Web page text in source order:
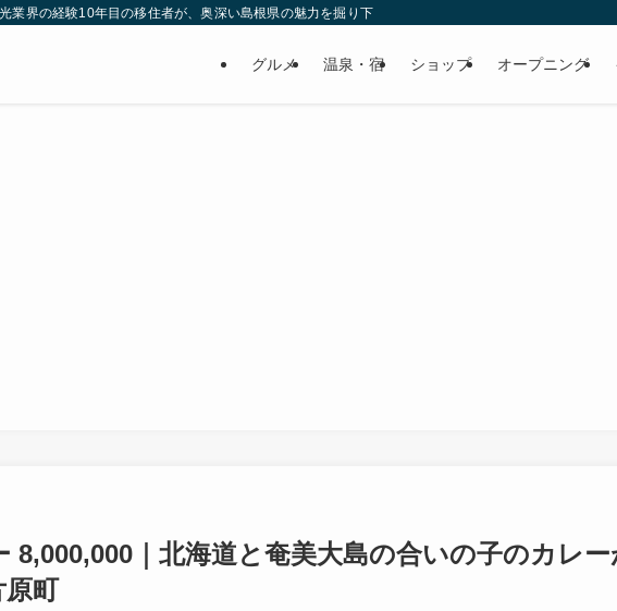
業界の経験10年目の移住者が、奥深い島根県の魅力を掘り下げてみた
グルメ 温泉・宿 ショップ オープニング
8,000,000｜北海道と奄美大島の合いの子のカレー
原町